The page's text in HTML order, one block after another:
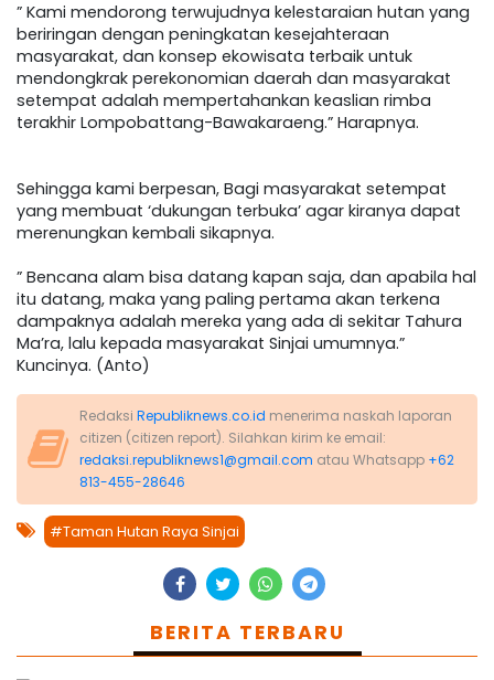
” Kami mendorong terwujudnya kelestaraian hutan yang
beriringan dengan peningkatan kesejahteraan
masyarakat, dan konsep ekowisata terbaik untuk
mendongkrak perekonomian daerah dan masyarakat
setempat adalah mempertahankan keaslian rimba
terakhir Lompobattang-Bawakaraeng.” Harapnya.
Sehingga kami berpesan, Bagi masyarakat setempat
yang membuat ‘dukungan terbuka’ agar kiranya dapat
merenungkan kembali sikapnya.
” Bencana alam bisa datang kapan saja, dan apabila hal
itu datang, maka yang paling pertama akan terkena
dampaknya adalah mereka yang ada di sekitar Tahura
Ma’ra, lalu kepada masyarakat Sinjai umumnya.”
Kuncinya. (Anto)
Redaksi Republiknews.co.id menerima naskah laporan
citizen (citizen report). Silahkan kirim ke email:
redaksi.republiknews1@gmail.com atau Whatsapp +62
813-455-28646
#Taman Hutan Raya Sinjai
BERITA TERBARU